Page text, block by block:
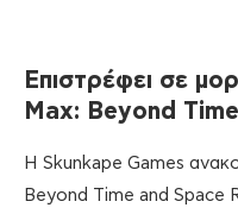
Επιστρέφει σε
Max: Beyond
Η Skunkape Games
Beyond Time and Space